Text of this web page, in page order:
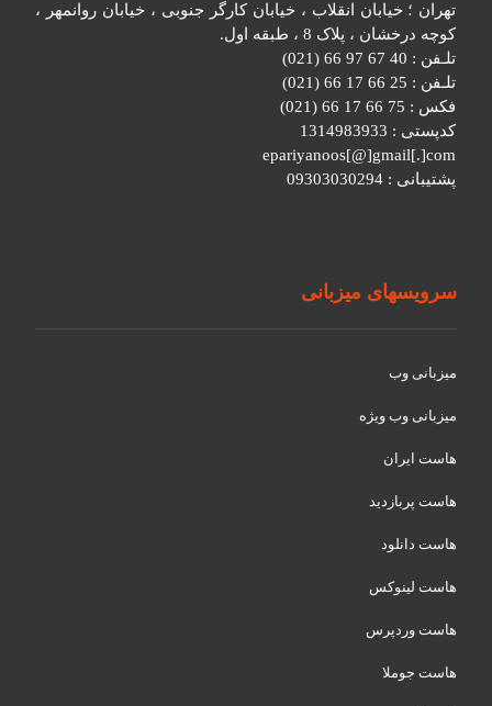
تهران ؛ خیابان انقلاب ، خیابان کارگر جنوبی ، خیابان روانمهر ،
کوچه درخشان ، پلاک 8 ، طبقه اول.
تلـفن : 40 67 97 66 (021)
تلـفن : 25 66 17 66 (021)
فکس : 75 66 17 66 (021)
کدپستی : 1314983933
epariyanoos[@]gmail[.]com
پشتیبانی : 09303030294
سرویسهای میزبانی
میزبانی وب
میزبانی وب ویژه
هاست ایران
هاست پربازدید
هاست دانلود
هاست لینوکس
هاست وردپرس
هاست جوملا